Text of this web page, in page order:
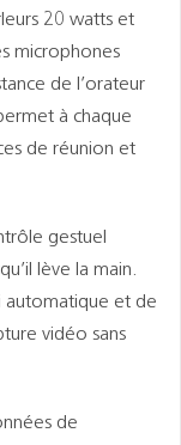
20 watts et
microphones
de l’orateur
à chaque
de réunion et
gestuel
lève la main.
automatique et de
vidéo sans
de